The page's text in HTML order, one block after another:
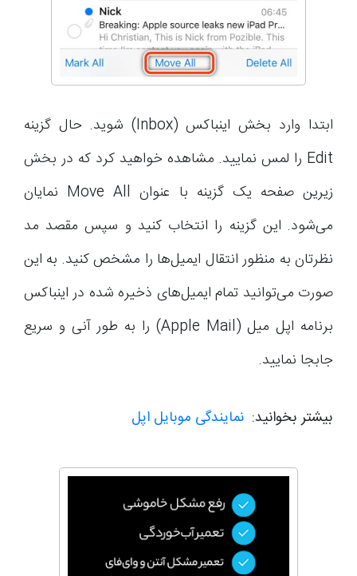
ابتدا وارد بخش اینباکس (Inbox) شوید. حال گزینه
Edit را لمس نمایید. مشاهده خواهید کرد که در بخش
زیرین صفحه یک گزینه با عنوان Move All نمایان
می‌شود. این گزینه را انتخاب کنید و سپس مقصد مد
نظرتان به منظور انتقال ایمیل‌ها را مشخص کنید. به این
صورت می‌توانید تمام ایمیل‌های ذخیره شده در اینباکس
برنامه اپل میل (Apple Mail) را به طور آنی و سریع
جابجا نمایید.
بیشتر بخوانید: نمایندگی موبایل اپل